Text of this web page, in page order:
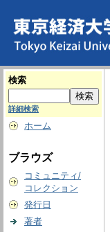
検索
詳細検索
ホーム
ブラウズ
コミュニティ/
コレクション
発行日
著者